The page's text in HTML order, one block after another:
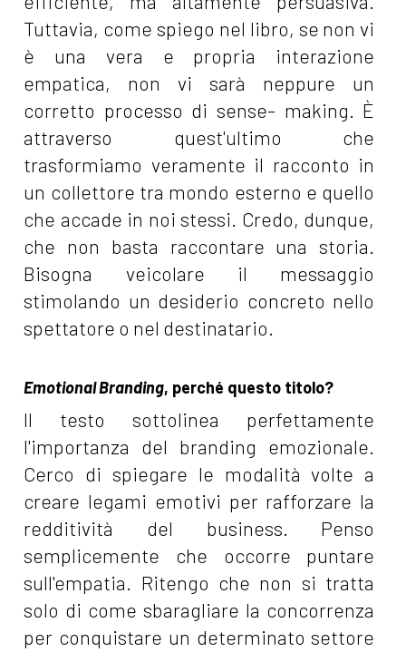
Tuttavia, come spiego nel libro, se non vi
è una vera e propria interazione
empatica, non vi sarà neppure un
corretto processo di sense- making. È
attraverso quest'ultimo che
trasformiamo veramente il racconto in
un collettore tra mondo esterno e quello
che accade in noi stessi. Credo, dunque,
che non basta raccontare una storia.
Bisogna veicolare il messaggio
stimolando un desiderio concreto nello
spettatore o nel destinatario.
Emotional Branding, perché questo titolo?
Il testo sottolinea perfettamente
l'importanza del branding emozionale.
Cerco di spiegare le modalità volte a
creare legami emotivi per rafforzare la
redditività del business. Penso
semplicemente che occorre puntare
sull'empatia. Ritengo che non si tratta
solo di come sbaragliare la concorrenza
per conquistare un determinato settore